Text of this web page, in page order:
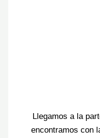
Llegamos a la
encontramos con